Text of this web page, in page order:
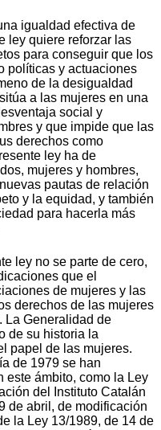
igualdad efectiva de
ley quiere reforzar las
para conseguir que los
políticas y actuaciones
de la desigualdad
a las mujeres en una
social y
y que impide que las
derechos como
ley ha de
mujeres y hombres,
pautas de relación
y la equidad, y también
para hacerla más
ley no se parte de cero,
que el
de mujeres y las
derechos de las mujeres
La Generalidad de
de su historia la
papel de las mujeres.
de 1979 se han
este ámbito, como la Ley
del Instituto Catalán
de abril, de modificación
la Ley 13/1989, de 14 de